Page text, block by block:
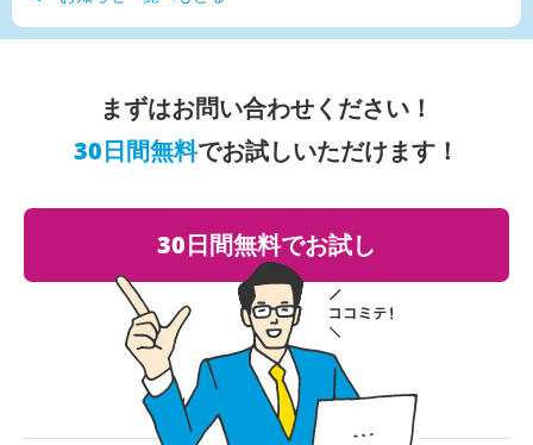
まずはお問い合わせください！
30日間無料でお試しいただけます！
30日間無料でお試し